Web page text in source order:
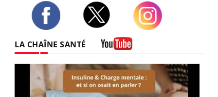
LA CHAÎNE SANTÉ